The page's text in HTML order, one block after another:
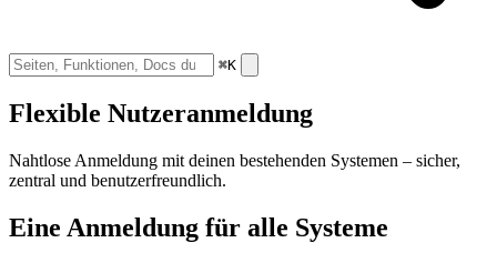
⌘K
Flexible Nutzeranmeldung
Nahtlose Anmeldung mit deinen bestehenden Systemen – sicher,
zentral und benutzerfreundlich.
Eine Anmeldung für alle Systeme